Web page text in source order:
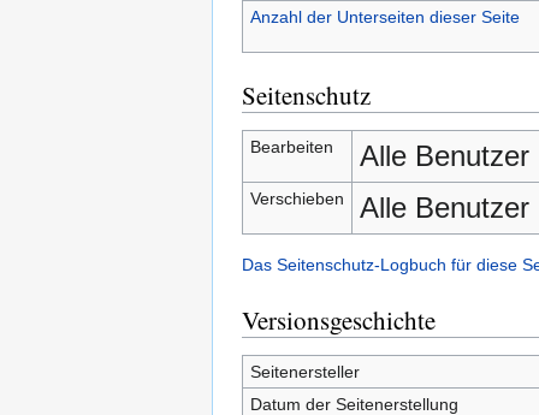
Anzahl der Unterseiten dieser Seite
Seitenschutz
Bearbeiten Alle Benutzer
Verschieben Alle Benutzer
Das Seitenschutz-Logbuch für diese
Versionsgeschichte
Seitenersteller
Datum der Seitenerstellung